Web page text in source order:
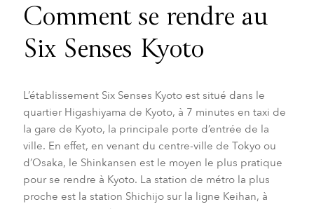
Comment se rendre au
Six Senses Kyoto
L’établissement Six Senses Kyoto est situé dans le
quartier Higashiyama de Kyoto, à 7 minutes en taxi de
la gare de Kyoto, la principale porte d’entrée de la
ville. En effet, en venant du centre-ville de Tokyo ou
d’Osaka, le Shinkansen est le moyen le plus pratique
pour se rendre à Kyoto. La station de métro la plus
proche est la station Shichijo sur la ligne Keihan, à